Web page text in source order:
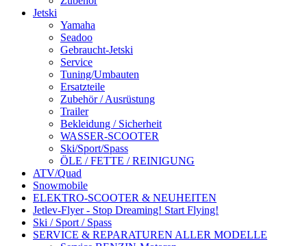
Jetski
Yamaha
Seadoo
Gebraucht-Jetski
Service
Tuning/Umbauten
Ersatzteile
Zubehör / Ausrüstung
Trailer
Bekleidung / Sicherheit
WASSER-SCOOTER
Ski/Sport/Spass
ÖLE / FETTE / REINIGUNG
ATV/Quad
Snowmobile
ELEKTRO-SCOOTER & NEUHEITEN
Jetlev-Flyer - Stop Dreaming! Start Flying!
Ski / Sport / Spass
SERVICE & REPARATUREN ALLER MODELLE